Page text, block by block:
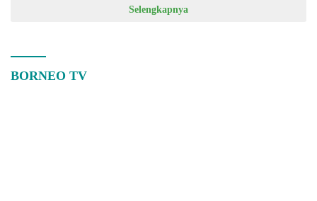
Selengkapnya
BORNEO TV